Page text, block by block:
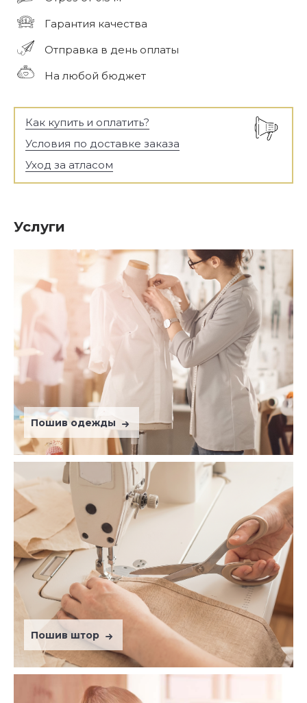
Гарантия качества
Отправка в день оплаты
На любой бюджет
Как купить и оплатить?
Условия по доставке заказа
Уход за атласом
Услуги
Пошив одежды
Пошив штор